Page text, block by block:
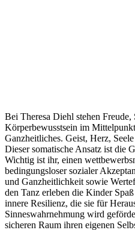
Bei Theresa Diehl stehen Freude,
Körperbewusstsein im
Ganzheitliches. Geist, Herz,
Dieser somatische Ansatz ist die
Wichtig ist ihr, einen
bedingungsloser sozialer
und Ganzheitlichkeit sowie
den Tanz erleben die Kinder
innere Resilienz, die sie für
Sinneswahrnehmung wird
sicheren Raum ihren eigenen